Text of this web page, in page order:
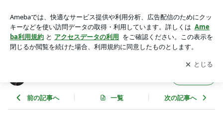
（心理士）のブログ
アプリをダウンロードして ブログの更新通知
を受け取りまし
ょう。
開く
前の記事へ 一覧 次の記事へ